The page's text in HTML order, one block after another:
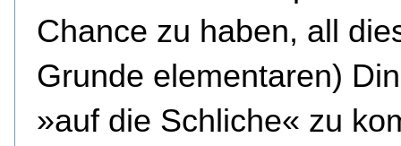
Chance zu haben, all
Grunde elementaren)
»auf die Schliche« zu